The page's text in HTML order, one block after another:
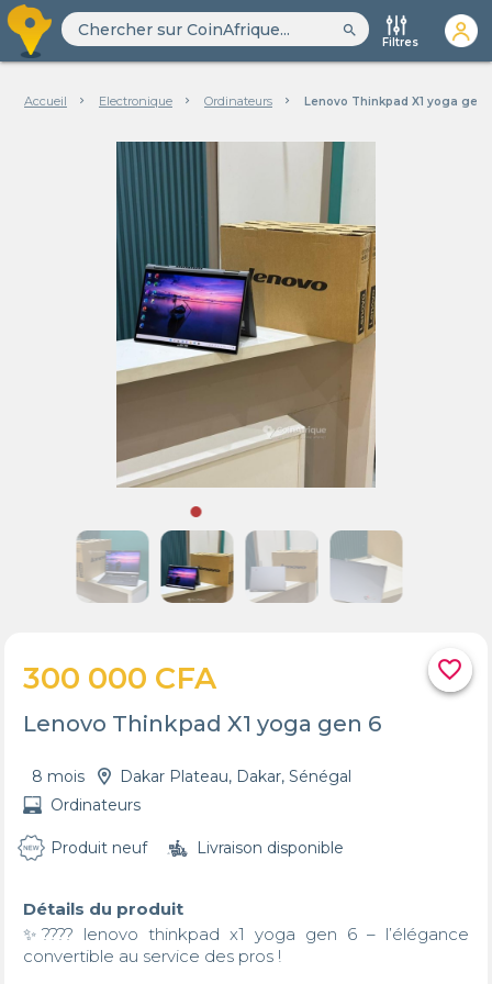
search
Filtres
Accueil Electronique Ordinateurs Lenovo Thinkpad X1 yoga gen
favorite_border
300 000 CFA
Lenovo Thinkpad X1 yoga gen 6
8 mois
Dakar Plateau, Dakar, Sénégal
Ordinateurs
Produit neuf Livraison disponible
Détails du produit
✨???? lenovo thinkpad x1 yoga gen 6 – l’élégance
convertible au service des pros !